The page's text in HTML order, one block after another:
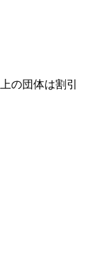
の団体は割引